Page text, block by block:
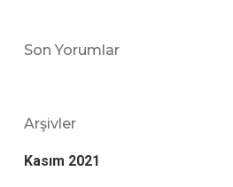
Son Yorumlar
Arşivler
Kasım 2021